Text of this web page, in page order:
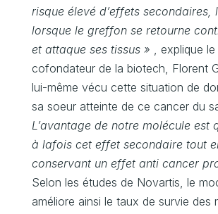
risque élevé d’effets secondaires,
lorsque le greffon se retourne
et attaque ses tissus » , explique
cofondateur de la biotech, Florent
lui-même vécu cette situation de
sa soeur atteinte de ce cancer du
L’avantage de notre molécule est
à lafois cet effet secondaire tout
conservant un effet anti cancer
Selon les études de Novartis, le
améliore ainsi le taux de survie des